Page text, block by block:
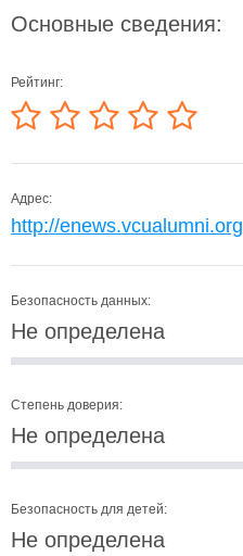
Основные сведения:
Рейтинг:
Адрес:
http://enews.vcualumni.org
Безопасность данных:
Не определена
Степень доверия:
Не определена
Безопасность для детей:
Не определена